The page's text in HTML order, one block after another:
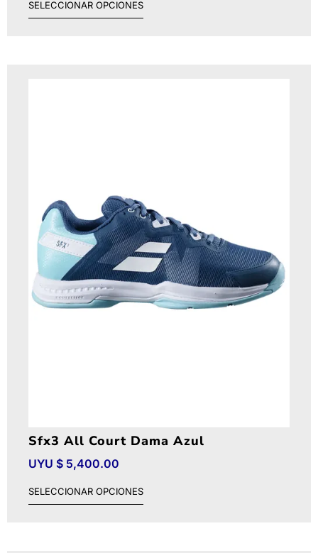
SELECCIONAR OPCIONES
Sfx3 All Court Dama Azul
UYU $ 5,400.00
SELECCIONAR OPCIONES